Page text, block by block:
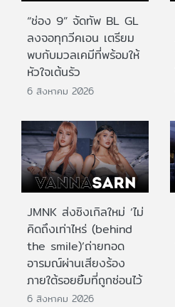
“ช่อง 9” จัดทัพ BL GL
ลงจอทุกวีคเอน เตรียม
พบกับมวลเคมีที่พร้อมให้
หัวใจเต้นรัว
6 สิงหาคม 2026
JMNK ส่งซิงเกิลใหม่ ‘ไม่
คิดถึงเท่าไหร่ (behind
the smile)’ถ่ายทอด
อารมณ์ผ่านเสียงร้อง
ภายใต้รอยยิ้มที่ถูกซ่อนไว้
6 สิงหาคม 2026